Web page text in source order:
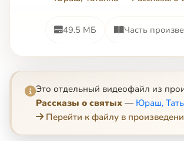
49.5 МБ Часть
Это отдельный видеофайл из
Рассказы о святых — Юраш,
Перейти к файлу в